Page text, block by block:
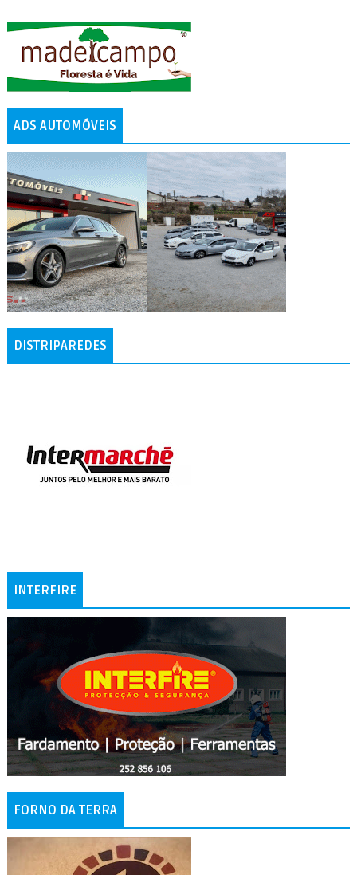
ADS AUTOMÓVEIS
DISTRIPAREDES
INTERFIRE
FORNO DA TERRA